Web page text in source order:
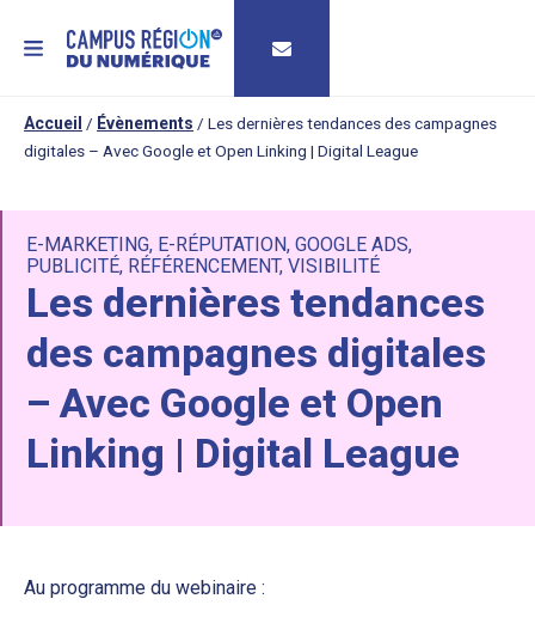
MENU
Accueil / Évènements / Les dernières tendances des campagnes
digitales – Avec Google et Open Linking | Digital League
E-MARKETING, E-RÉPUTATION, GOOGLE ADS,
PUBLICITÉ, RÉFÉRENCEMENT, VISIBILITÉ
Les dernières tendances
des campagnes digitales
– Avec Google et Open
Linking | Digital League
Au programme du webinaire :